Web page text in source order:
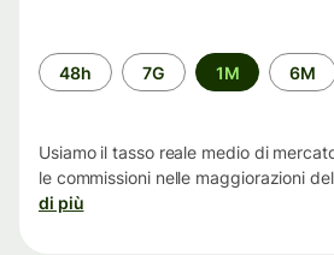
Periodo
di
48h 7G 1M 6M
Usiamo il tasso reale medio di
le commissioni nelle maggiorazioni
di più